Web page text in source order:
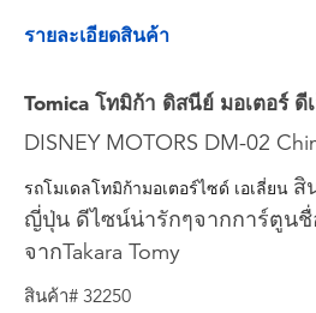
แกดเจ็ต
รายละเอียดสินค้า
Tomica โทมิก้า ดิสนีย์ มอเตอร์ ดี
DISNEY MOTORS DM-02
รถโมเดลโทมิก้ามอเตอร์ไซด์ เอเลี่ยน สิ
ญี่ปุ่น ดีไซน์น่ารักๆจากการ์ตูน
จากTakara Tomy
สินค้า# 32250